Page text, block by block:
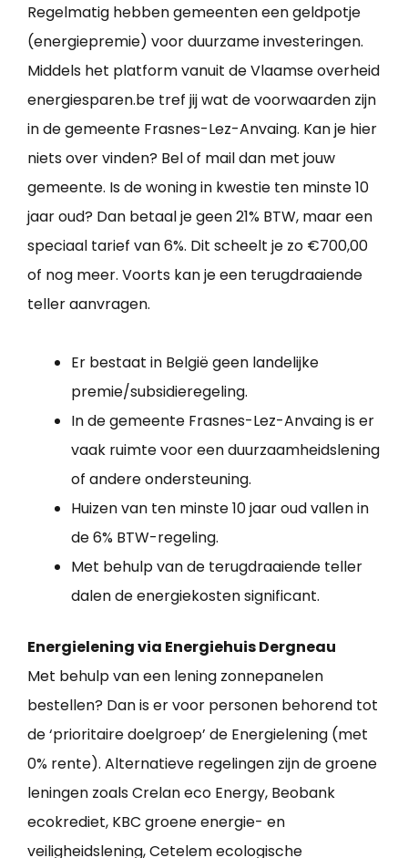
Regelmatig hebben gemeenten een geldpotje
(energiepremie) voor duurzame investeringen.
Middels het platform vanuit de Vlaamse overheid
energiesparen.be tref jij wat de voorwaarden zijn
in de gemeente Frasnes-Lez-Anvaing. Kan je hier
niets over vinden? Bel of mail dan met jouw
gemeente. Is de woning in kwestie ten minste 10
jaar oud? Dan betaal je geen 21% BTW, maar een
speciaal tarief van 6%. Dit scheelt je zo €700,00
of nog meer. Voorts kan je een terugdraaiende
teller aanvragen.
Er bestaat in België geen landelijke
premie/subsidieregeling.
In de gemeente Frasnes-Lez-Anvaing is er
vaak ruimte voor een duurzaamheidslening
of andere ondersteuning.
Huizen van ten minste 10 jaar oud vallen in
de 6% BTW-regeling.
Met behulp van de terugdraaiende teller
dalen de energiekosten significant.
Energielening via Energiehuis Dergneau
Met behulp van een lening zonnepanelen
bestellen? Dan is er voor personen behorend tot
de ‘prioritaire doelgroep’ de Energielening (met
0% rente). Alternatieve regelingen zijn de groene
leningen zoals Crelan eco Energy, Beobank
ecokrediet, KBC groene energie- en
veiligheidslening, Cetelem ecologische